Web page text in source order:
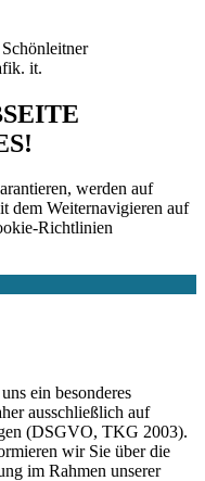
werden auf
dem Weiternavigieren auf
Richtlinien
ein besonderes
ausschließlich auf
(DSGVO, TKG 2003).
wir Sie über die
im Rahmen unserer